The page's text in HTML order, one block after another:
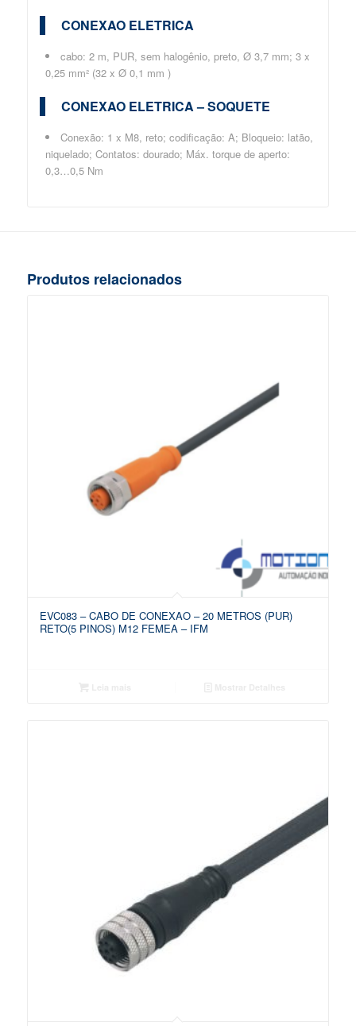
CONEXAO ELETRICA
cabo: 2 m, PUR, sem halogênio, preto, Ø 3,7 mm; 3 x
0,25 mm² (32 x Ø 0,1 mm )
CONEXAO ELETRICA – SOQUETE
Conexão: 1 x M8, reto; codificação: A; Bloqueio: latão,
niquelado; Contatos: dourado; Máx. torque de aperto:
0,3…0,5 Nm
Produtos relacionados
EVC083 – CABO DE CONEXAO – 20 METROS (PUR)
RETO(5 PINOS) M12 FEMEA – IFM